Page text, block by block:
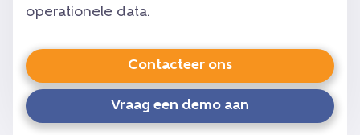
operationele data.
Contacteer ons
Vraag een demo aan